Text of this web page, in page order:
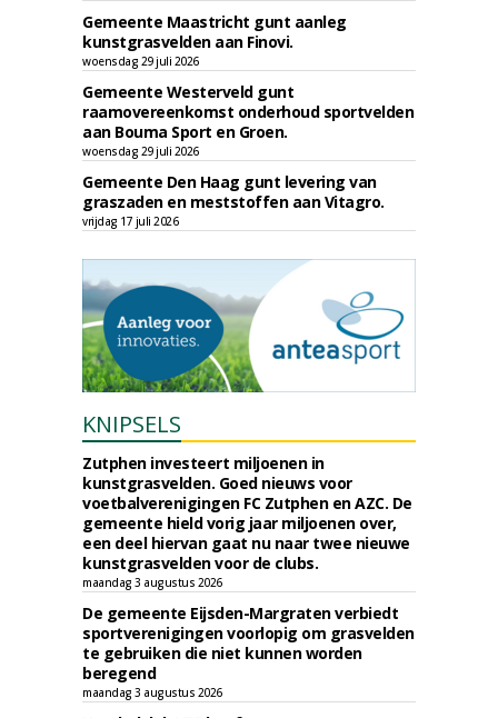
Gemeente Maastricht gunt aanleg
kunstgrasvelden aan Finovi.
woensdag 29 juli 2026
Gemeente Westerveld gunt
raamovereenkomst onderhoud sportvelden
aan Bouma Sport en Groen.
woensdag 29 juli 2026
Gemeente Den Haag gunt levering van
graszaden en meststoffen aan Vitagro.
vrijdag 17 juli 2026
KNIPSELS
Zutphen investeert miljoenen in
kunstgrasvelden. Goed nieuws voor
voetbalverenigingen FC Zutphen en AZC. De
gemeente hield vorig jaar miljoenen over,
een deel hiervan gaat nu naar twee nieuwe
kunstgrasvelden voor de clubs.
maandag 3 augustus 2026
De gemeente Eijsden-Margraten verbiedt
sportverenigingen voorlopig om grasvelden
te gebruiken die niet kunnen worden
beregend
maandag 3 augustus 2026